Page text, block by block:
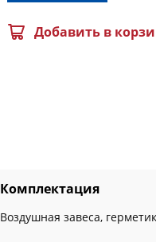
Добавить в
Комплектация
Воздушная завеса,